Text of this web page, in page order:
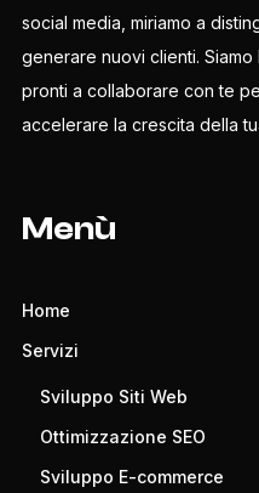
social media, miriamo a
generare nuovi clienti. Siamo
pronti a collaborare con te
accelerare la crescita della
Menù
Home
Servizi
Sviluppo Siti Web
Ottimizzazione SEO
Sviluppo E-commerce